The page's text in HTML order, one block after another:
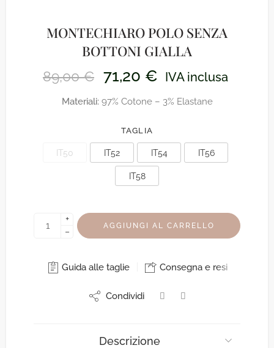
MONTECHIARO POLO SENZA
BOTTONI GIALLA
89,00€ 71,20 € IVA inclusa
Materiali: 97% Cotone – 3% Elastane
TAGLIA
IT50 IT52 IT54 IT56
IT58
+
−
AGGIUNGI AL CARRELLO
Guida alle taglie Consegna e resi
Condividi
Descrizione